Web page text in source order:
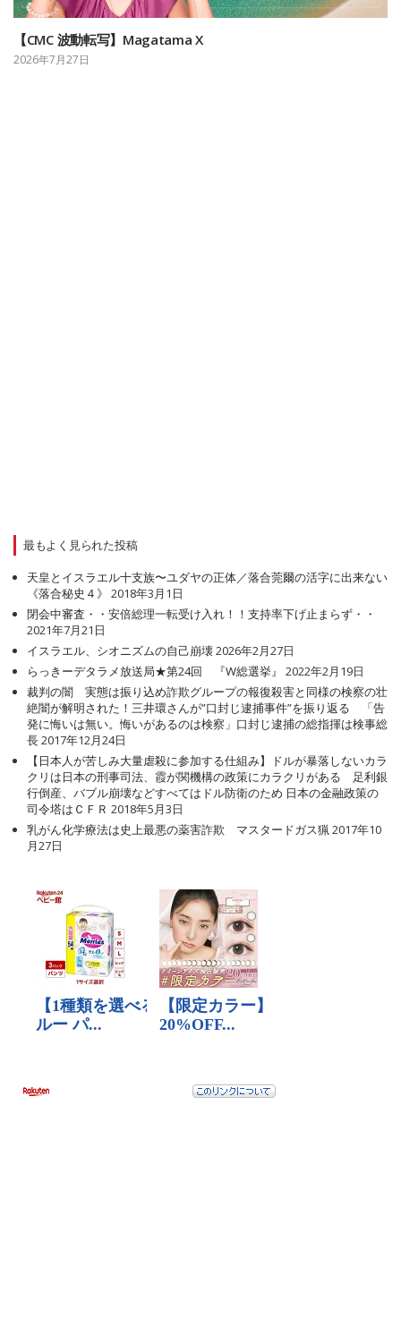
【CMC 波動転写】Magatama X
2026年7月27日
最もよく見られた投稿
天皇とイスラエル十支族〜ユダヤの正体／落合莞爾の活字に出来ない
《落合秘史４》 2018年3月1日
閉会中審査・・安倍総理一転受け入れ！！支持率下げ止まらず・・
2021年7月21日
イスラエル、シオニズムの自己崩壊2026年2月27日
らっきーデタラメ放送局★第24回 『W総選挙』
2022年2月19日
裁判の闇 実態は振り込め詐欺グループの報復殺害と同様の検察の壮
絶闇が解明された！三井環さんが”口封じ逮捕事件”を振り返る 「告
発に悔いは無い。悔いがあるのは検察」口封じ逮捕の総指揮は検事総
長2017年12月24日
【日本人が苦しみ大量虐殺に参加する仕組み】ドルが暴落しないカラ
クリは日本の刑事司法、霞が関機構の政策にカラクリがある 足利銀
行倒産、バブル崩壊などすべてはドル防衛のため 日本の金融政策の
司令塔はＣＦＲ 2018年5月3日
乳がん化学療法は史上最悪の薬害詐欺 マスタードガス猟 2017年10
月27日